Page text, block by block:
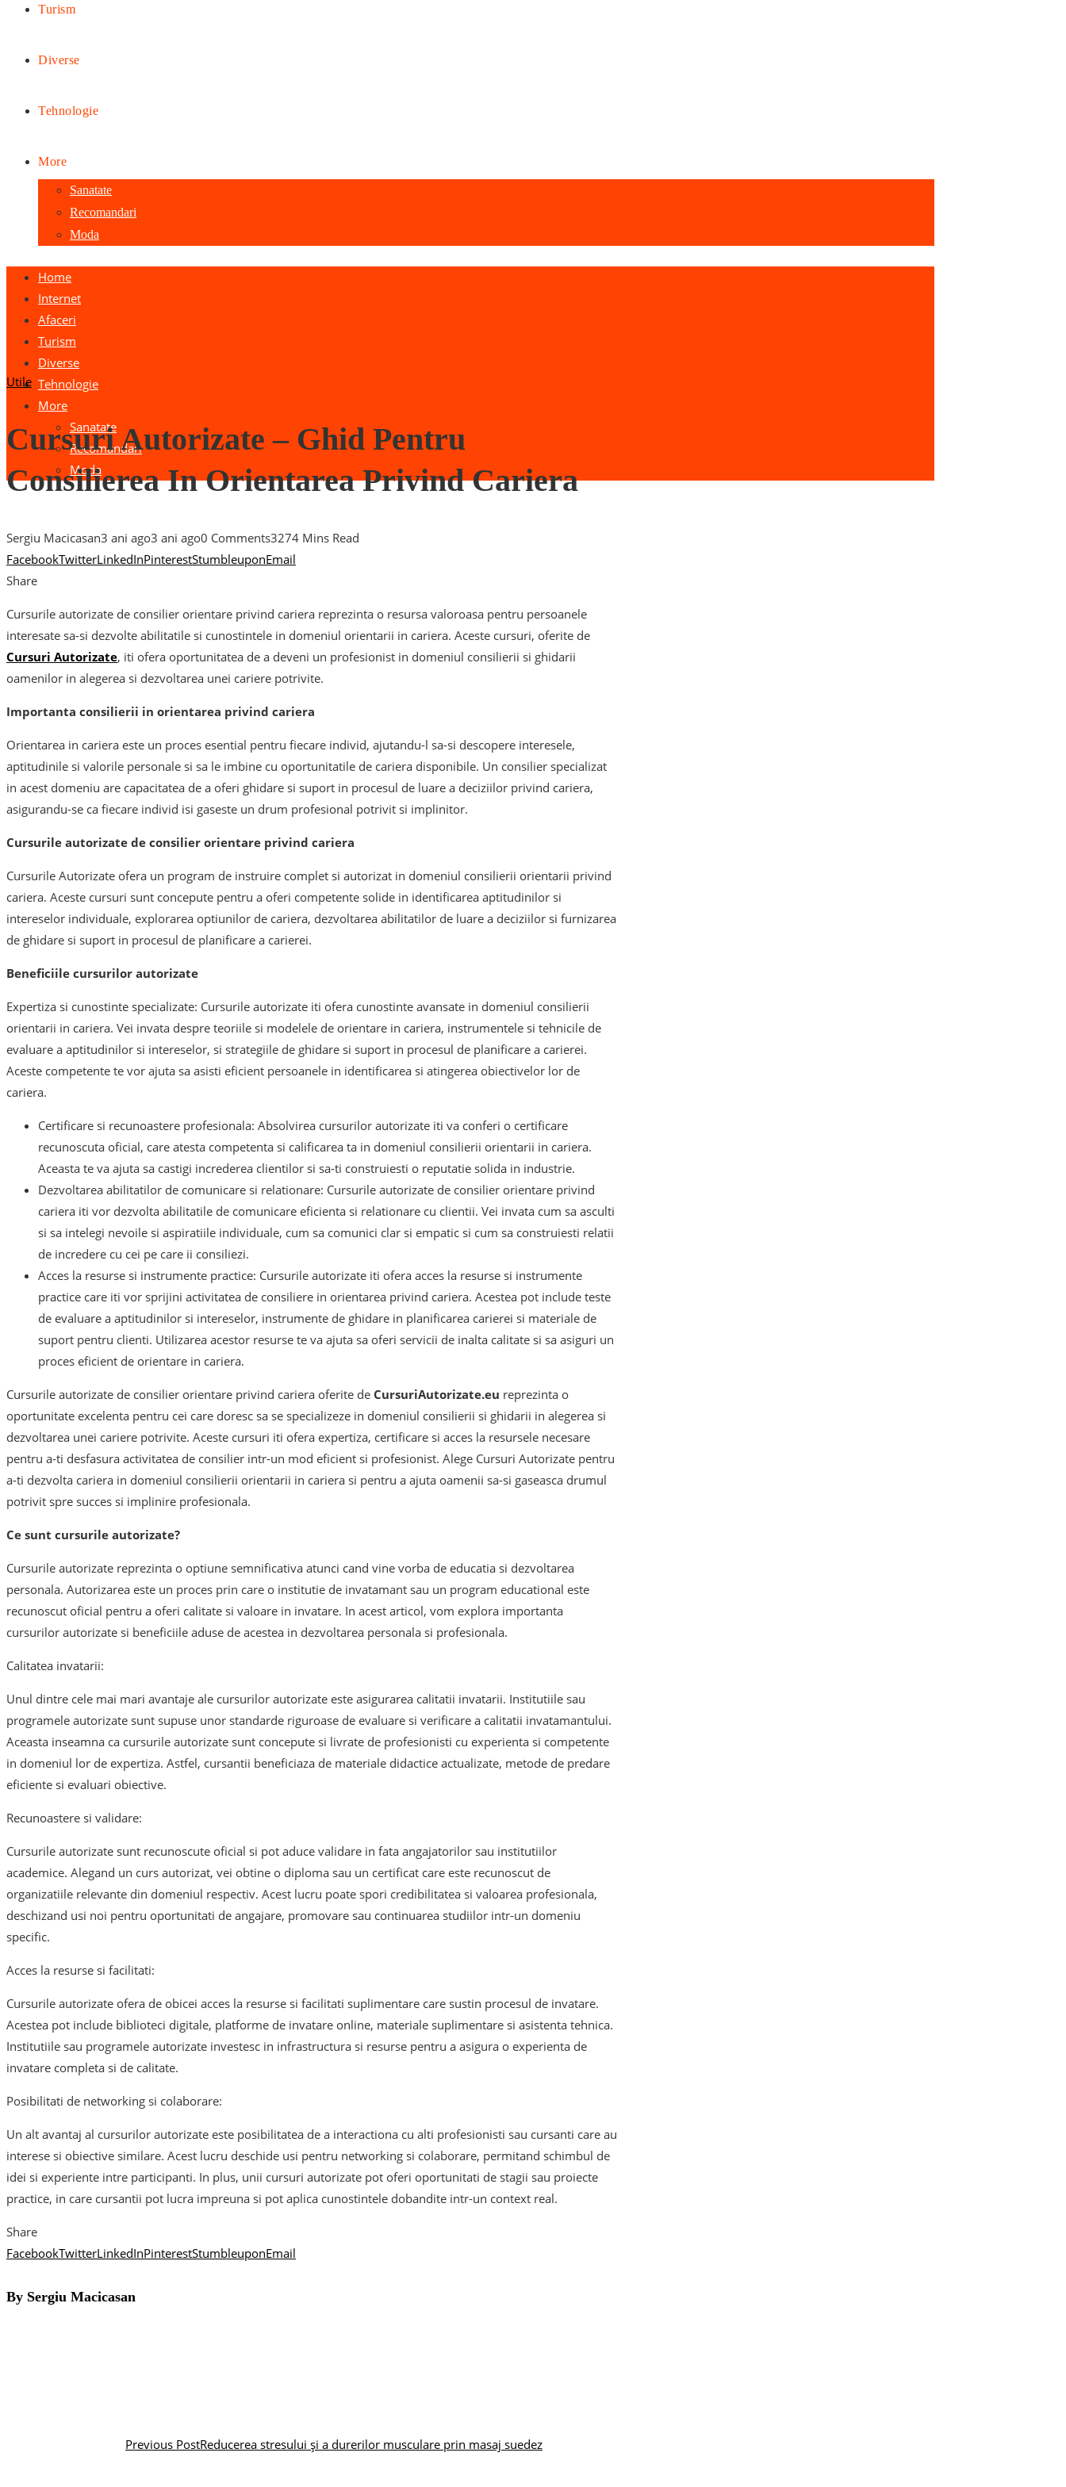
Turism
Diverse
Tehnologie
More
Sanatate
Recomandari
Moda
Home
Internet
Afaceri
Turism
Diverse
Tehnologie
More
Sanatate
Recomandari
Moda
Utile
Cursuri Autorizate – Ghid Pentru
Consilierea In Orientarea Privind Cariera
Sergiu Macicasan3 ani ago3 ani ago0 Comments3274 Mins Read
FacebookTwitterLinkedInPinterestStumbleuponEmail
Share
Cursurile autorizate de consilier orientare privind cariera reprezinta o resursa valoroasa pentru persoanele
interesate sa-si dezvolte abilitatile si cunostintele in domeniul orientarii in cariera. Aceste cursuri, oferite de
Cursuri Autorizate, iti ofera oportunitatea de a deveni un profesionist in domeniul consilierii si ghidarii
oamenilor in alegerea si dezvoltarea unei cariere potrivite.
Importanta consilierii in orientarea privind cariera
Orientarea in cariera este un proces esential pentru fiecare individ, ajutandu-l sa-si descopere interesele,
aptitudinile si valorile personale si sa le imbine cu oportunitatile de cariera disponibile. Un consilier specializat
in acest domeniu are capacitatea de a oferi ghidare si suport in procesul de luare a deciziilor privind cariera,
asigurandu-se ca fiecare individ isi gaseste un drum profesional potrivit si implinitor.
Cursurile autorizate de consilier orientare privind cariera
Cursurile Autorizate ofera un program de instruire complet si autorizat in domeniul consilierii orientarii privind
cariera. Aceste cursuri sunt concepute pentru a oferi competente solide in identificarea aptitudinilor si
intereselor individuale, explorarea optiunilor de cariera, dezvoltarea abilitatilor de luare a deciziilor si furnizarea
de ghidare si suport in procesul de planificare a carierei.
Beneficiile cursurilor autorizate
Expertiza si cunostinte specializate: Cursurile autorizate iti ofera cunostinte avansate in domeniul consilierii
orientarii in cariera. Vei invata despre teoriile si modelele de orientare in cariera, instrumentele si tehnicile de
evaluare a aptitudinilor si intereselor, si strategiile de ghidare si suport in procesul de planificare a carierei.
Aceste competente te vor ajuta sa asisti eficient persoanele in identificarea si atingerea obiectivelor lor de
cariera.
Certificare si recunoastere profesionala: Absolvirea cursurilor autorizate iti va conferi o certificare
recunoscuta oficial, care atesta competenta si calificarea ta in domeniul consilierii orientarii in cariera.
Aceasta te va ajuta sa castigi increderea clientilor si sa-ti construiesti o reputatie solida in industrie.
Dezvoltarea abilitatilor de comunicare si relationare: Cursurile autorizate de consilier orientare privind
cariera iti vor dezvolta abilitatile de comunicare eficienta si relationare cu clientii. Vei invata cum sa asculti
si sa intelegi nevoile si aspiratiile individuale, cum sa comunici clar si empatic si cum sa construiesti relatii
de incredere cu cei pe care ii consiliezi.
Acces la resurse si instrumente practice: Cursurile autorizate iti ofera acces la resurse si instrumente
practice care iti vor sprijini activitatea de consiliere in orientarea privind cariera. Acestea pot include teste
de evaluare a aptitudinilor si intereselor, instrumente de ghidare in planificarea carierei si materiale de
suport pentru clienti. Utilizarea acestor resurse te va ajuta sa oferi servicii de inalta calitate si sa asiguri un
proces eficient de orientare in cariera.
Cursurile autorizate de consilier orientare privind cariera oferite de CursuriAutorizate.eu reprezinta o
oportunitate excelenta pentru cei care doresc sa se specializeze in domeniul consilierii si ghidarii in alegerea si
dezvoltarea unei cariere potrivite. Aceste cursuri iti ofera expertiza, certificare si acces la resursele necesare
pentru a-ti desfasura activitatea de consilier intr-un mod eficient si profesionist. Alege Cursuri Autorizate pentru
a-ti dezvolta cariera in domeniul consilierii orientarii in cariera si pentru a ajuta oamenii sa-si gaseasca drumul
potrivit spre succes si implinire profesionala.
Ce sunt cursurile autorizate?
Cursurile autorizate reprezinta o optiune semnificativa atunci cand vine vorba de educatia si dezvoltarea
personala. Autorizarea este un proces prin care o institutie de invatamant sau un program educational este
recunoscut oficial pentru a oferi calitate si valoare in invatare. In acest articol, vom explora importanta
cursurilor autorizate si beneficiile aduse de acestea in dezvoltarea personala si profesionala.
Calitatea invatarii:
Unul dintre cele mai mari avantaje ale cursurilor autorizate este asigurarea calitatii invatarii. Institutiile sau
programele autorizate sunt supuse unor standarde riguroase de evaluare si verificare a calitatii invatamantului.
Aceasta inseamna ca cursurile autorizate sunt concepute si livrate de profesionisti cu experienta si competente
in domeniul lor de expertiza. Astfel, cursantii beneficiaza de materiale didactice actualizate, metode de predare
eficiente si evaluari obiective.
Recunoastere si validare:
Cursurile autorizate sunt recunoscute oficial si pot aduce validare in fata angajatorilor sau institutiilor
academice. Alegand un curs autorizat, vei obtine o diploma sau un certificat care este recunoscut de
organizatiile relevante din domeniul respectiv. Acest lucru poate spori credibilitatea si valoarea profesionala,
deschizand usi noi pentru oportunitati de angajare, promovare sau continuarea studiilor intr-un domeniu
specific.
Acces la resurse si facilitati:
Cursurile autorizate ofera de obicei acces la resurse si facilitati suplimentare care sustin procesul de invatare.
Acestea pot include biblioteci digitale, platforme de invatare online, materiale suplimentare si asistenta tehnica.
Institutiile sau programele autorizate investesc in infrastructura si resurse pentru a asigura o experienta de
invatare completa si de calitate.
Posibilitati de networking si colaborare:
Un alt avantaj al cursurilor autorizate este posibilitatea de a interactiona cu alti profesionisti sau cursanti care au
interese si obiective similare. Acest lucru deschide usi pentru networking si colaborare, permitand schimbul de
idei si experiente intre participanti. In plus, unii cursuri autorizate pot oferi oportunitati de stagii sau proiecte
practice, in care cursantii pot lucra impreuna si pot aplica cunostintele dobandite intr-un context real.
Share
FacebookTwitterLinkedInPinterestStumbleuponEmail
By Sergiu Macicasan
Previous PostReducerea stresului și a durerilor musculare prin masaj suedez